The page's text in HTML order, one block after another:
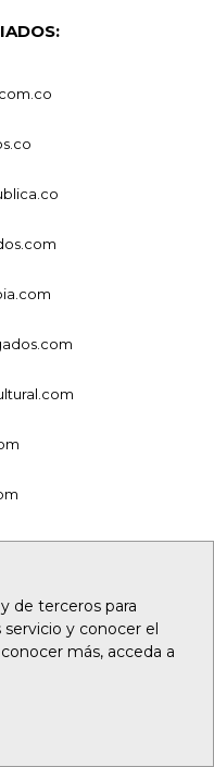
de terceros para
y conocer el
más, acceda a
- oal.com.co